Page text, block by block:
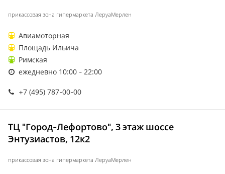
прикассовая зона гипермаркета ЛеруаМерлен
Авиамоторная
Площадь Ильича
Римская
ежедневно 10:00 - 22:00
+7 (495) 787-00-00
ТЦ "Город-Лефортово", 3 этаж шоссе
Энтузиастов, 12к2
прикассовая зона гипермаркета ЛеруаМерлен